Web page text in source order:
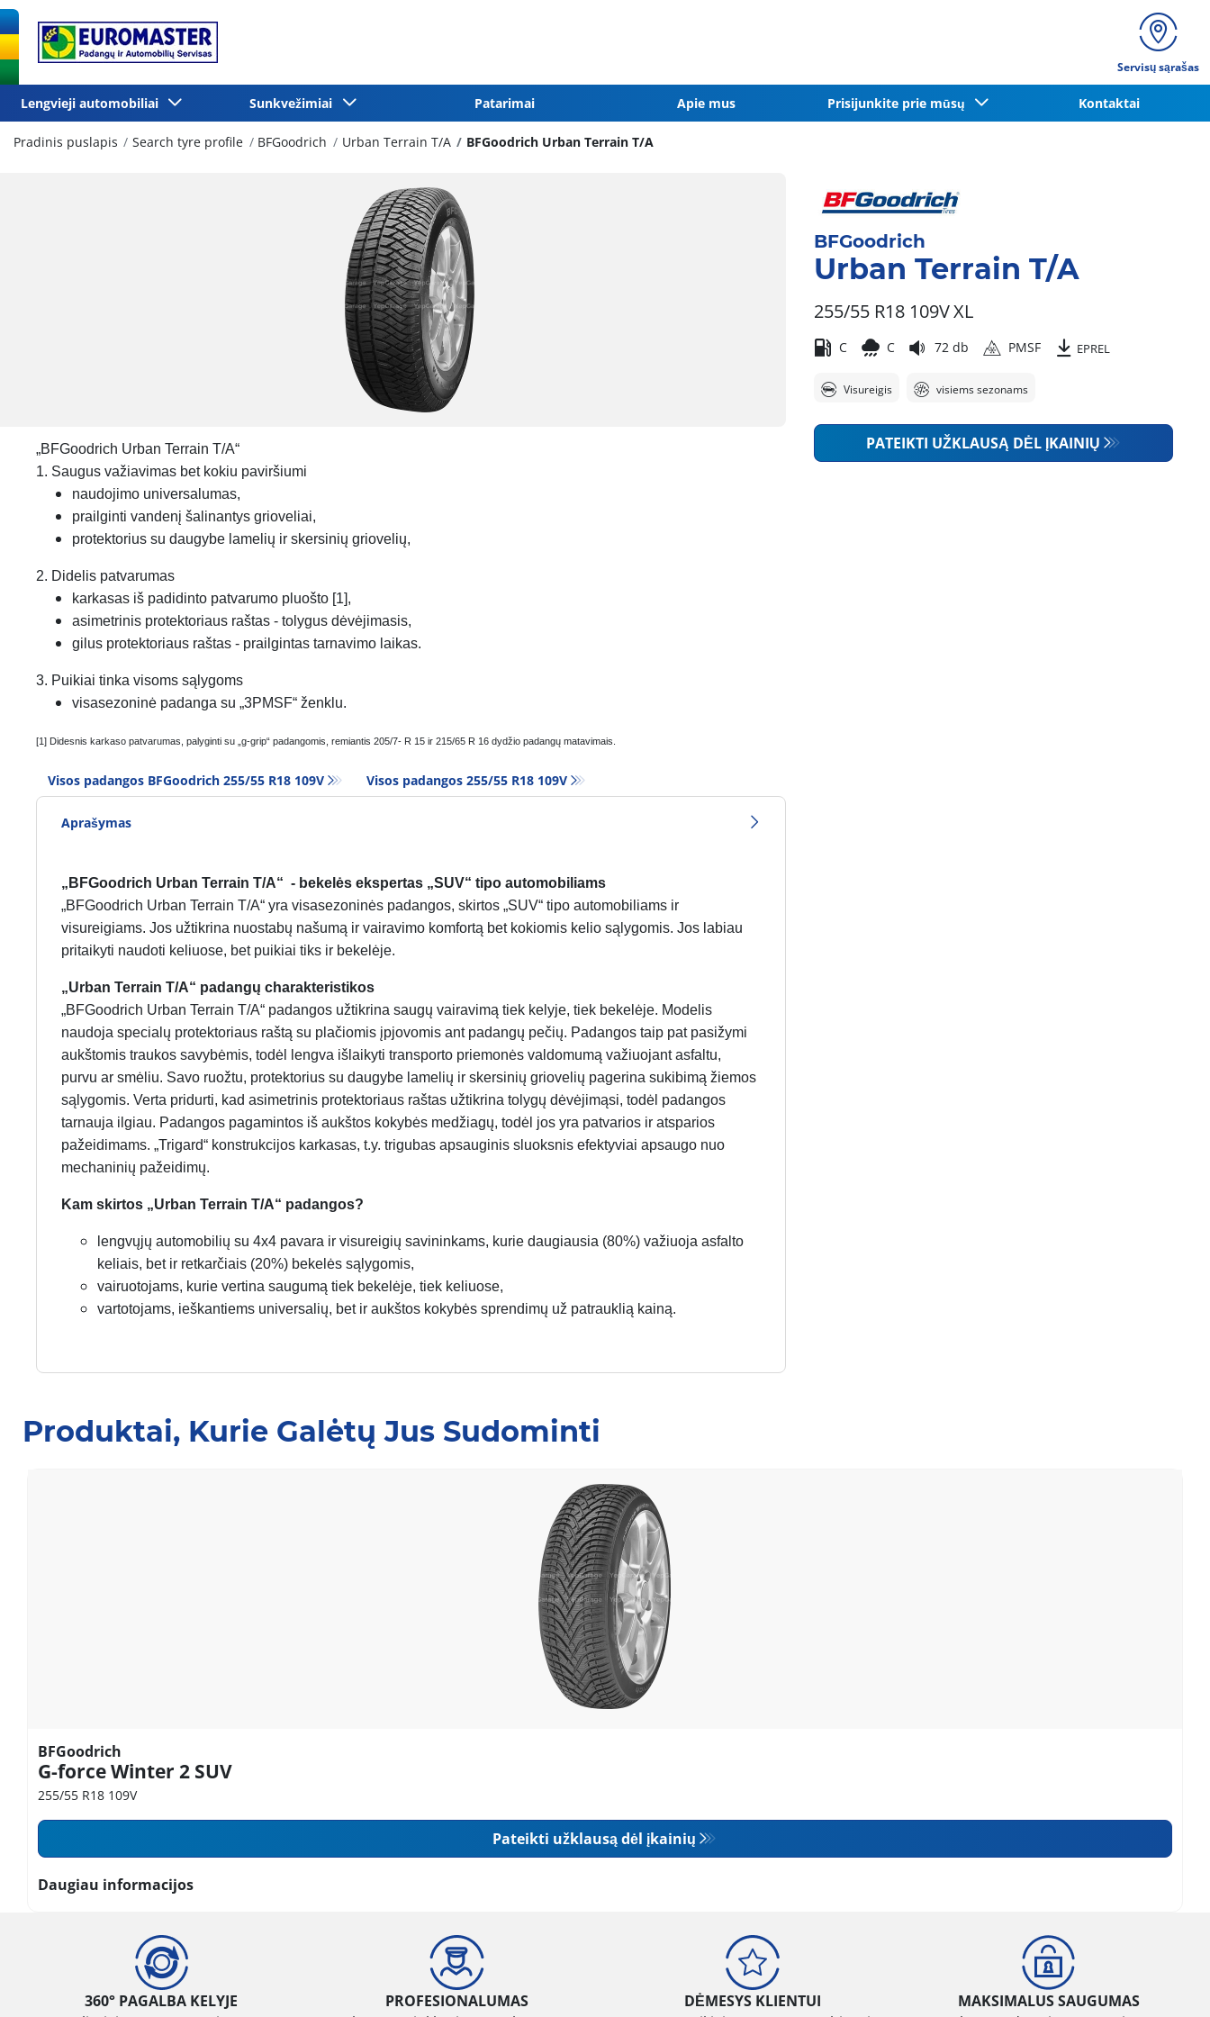
Servisų sąrašas
Lengvieji automobiliai Sunkvežimiai Patarimai Apie mus Prisijunkite prie mūsų Kontaktai
Pradinis puslapis Search tyre profile BFGoodrich Urban Terrain T/A BFGoodrich Urban Terrain T/A
„BFGoodrich Urban Terrain T/A“
1. Saugus važiavimas bet kokiu paviršiumi
naudojimo universalumas,
prailginti vandenį šalinantys grioveliai,
protektorius su daugybe lamelių ir skersinių griovelių,
2. Didelis patvarumas
karkasas iš padidinto patvarumo pluošto [1],
asimetrinis protektoriaus raštas - tolygus dėvėjimasis,
gilus protektoriaus raštas - prailgintas tarnavimo laikas.
3. Puikiai tinka visoms sąlygoms
visasezoninė padanga su „3PMSF“ ženklu.
[1] Didesnis karkaso patvarumas, palyginti su „g-grip“ padangomis, remiantis 205/7- R 15 ir 215/65 R 16 dydžio padangų matavimais.
Visos padangos BFGoodrich 255/55 R18 109V Visos padangos‎ 255/55 R18 109V
Aprašymas
„BFGoodrich Urban Terrain T/A“ - bekelės ekspertas „SUV“ tipo automobiliams
„BFGoodrich Urban Terrain T/A“ yra visasezoninės padangos, skirtos „SUV“ tipo automobiliams ir
visureigiams. Jos užtikrina nuostabų našumą ir vairavimo komfortą bet kokiomis kelio sąlygomis. Jos labiau
pritaikyti naudoti keliuose, bet puikiai tiks ir bekelėje.
„Urban Terrain T/A“ padangų charakteristikos
„BFGoodrich Urban Terrain T/A“ padangos užtikrina saugų vairavimą tiek kelyje, tiek bekelėje. Modelis
naudoja specialų protektoriaus raštą su plačiomis įpjovomis ant padangų pečių. Padangos taip pat pasižymi
aukštomis traukos savybėmis, todėl lengva išlaikyti transporto priemonės valdomumą važiuojant asfaltu,
purvu ar smėliu. Savo ruožtu, protektorius su daugybe lamelių ir skersinių griovelių pagerina sukibimą žiemos
sąlygomis. Verta pridurti, kad asimetrinis protektoriaus raštas užtikrina tolygų dėvėjimąsi, todėl padangos
tarnauja ilgiau. Padangos pagamintos iš aukštos kokybės medžiagų, todėl jos yra patvarios ir atsparios
pažeidimams. „Trigard“ konstrukcijos karkasas, t.y. trigubas apsauginis sluoksnis efektyviai apsaugo nuo
mechaninių pažeidimų.
Kam skirtos „Urban Terrain T/A“ padangos?
lengvųjų automobilių su 4x4 pavara ir visureigių savininkams, kurie daugiausia (80%) važiuoja asfalto
keliais, bet ir retkarčiais (20%) bekelės sąlygomis,
vairuotojams, kurie vertina saugumą tiek bekelėje, tiek keliuose,
vartotojams, ieškantiems universalių, bet ir aukštos kokybės sprendimų už patrauklią kainą.
BFGoodrich
Urban Terrain T/A
255/55 R18 109VXL
C C 72 db PMSF EPREL
Visureigis visiems sezonams
PATEIKTI UŽKLAUSĄ DĖL ĮKAINIŲ
Produktai, Kurie Galėtų Jus Sudominti
BFGoodrich
G-force Winter 2 SUV
255/55 R18 109V
Pateikti užklausą dėl įkainių
Daugiau informacijos
360° PAGALBA KELYJE
PROFESIONALUMAS
DĖMESYS KLIENTUI
MAKSIMALUS SAUGUMAS